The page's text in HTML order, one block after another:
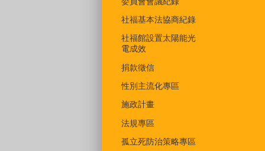
社福基本法協商紀錄
社福館設置太陽能光
電成效
捐款徵信
性別主流化專區
施政計畫
法規專區
孤立死防治策略專區